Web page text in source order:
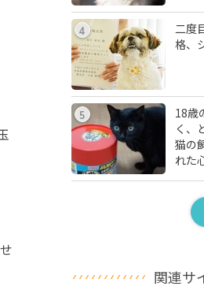
4
二度
格、
5
18歳
く、
猫の
れた
関連サ